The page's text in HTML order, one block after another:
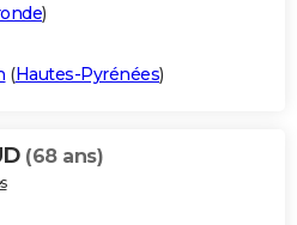
)
(Hautes-Pyrénées)
(68 ans)